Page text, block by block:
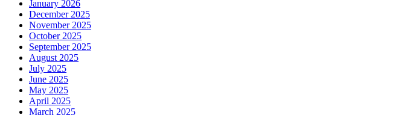
January 2026
December 2025
November 2025
October 2025
September 2025
August 2025
July 2025
June 2025
May 2025
April 2025
March 2025